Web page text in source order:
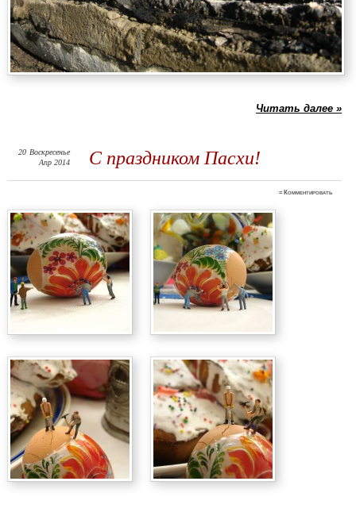
Читать далее »
С праздником Пасхи!
20 Воскресенье
Апр 2014
≈ Комментировать